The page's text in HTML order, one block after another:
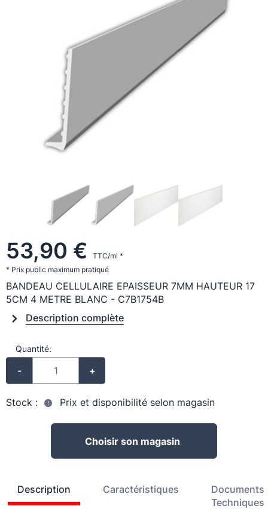
53,90 €
TTC/ml *
* Prix public maximum pratiqué
BANDEAU CELLULAIRE EPAISSEUR 7MM HAUTEUR 17
5CM 4 METRE BLANC - C7B1754B
Description complète
Quantité:
- +
Stock : Prix et disponibilité selon magasin
Choisir son magasin
Description Caractéristiques
Documents
Techniques